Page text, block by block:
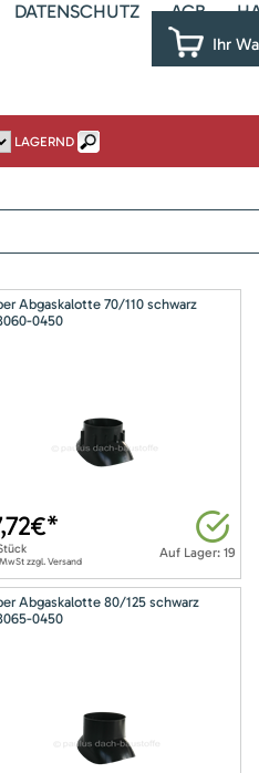
DATENSCHUTZ AGB
Ihr
LAGERND
Abgaskalotte 70/110 schwarz
0450
Auf Lager: 19
€*
zzgl. Versand
Abgaskalotte 80/125 schwarz
0450